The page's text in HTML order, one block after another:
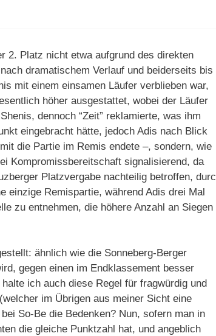
2. Platz nicht etwa aufgrund des direkten
dramatischem Verlauf und beiderseits bis
mit einem einsamen Läufer verblieben war,
höher ausgestattet, wobei der Läufer
dennoch “Zeit” reklamierte, was ihm
eingebracht hätte, jedoch Adis nach Blick
die Partie im Remis endete –, sondern, wie
Kompromissbereitschaft signalisierend, da
Platzvergabe nachteilig betroffen,
einzige Remispartie, während Adis drei Mal
zu entnehmen, die höhere Anzahl an Siegen
ähnlich wie die Sonneberg-Berger
gegen einen im Endklassement besser
ich auch diese Regel für fragwürdig und
im Übrigen aus meiner Sicht eine
So-Be die Bedenken? Nun, sofern man in
die gleiche Punktzahl hat, und angeblich